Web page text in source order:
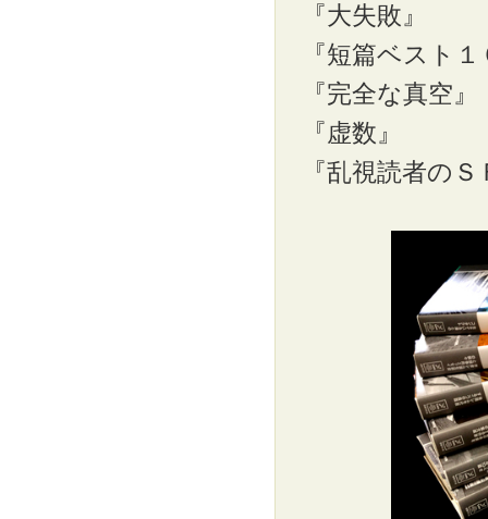
『大失敗』
『短篇ベスト
『完全な真空』
『虚数』
『乱視読者の